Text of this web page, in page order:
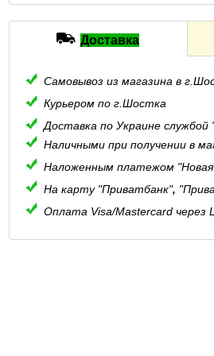
Доставка
Самовывоз из магазина в
Курьером по г.Шостка
Доставка по Украине службой
Наличными при получении в
Наложенным платежом "Новая
На карту "Приватбанк",
Оплата Visa/Mastercard через